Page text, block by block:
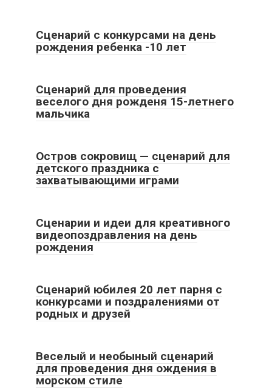
Сценарий с конкурсами на день
рождения ребенка -10 лет
Сценарий для проведения
веселого дня рожденя 15-летнего
мальчика
Остров сокровищ — сценарий для
детского праздника с
захватывающими играми
Сценарии и идеи для креативного
видеопоздравления на день
рождения
Сценарий юбилея 20 лет парня с
конкурсами и поздралениями от
родных и друзей
Веселый и необыный сценарий
для проведения дня ождения в
морском стиле